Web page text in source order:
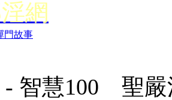
網
門故事
- 智慧100 聖嚴